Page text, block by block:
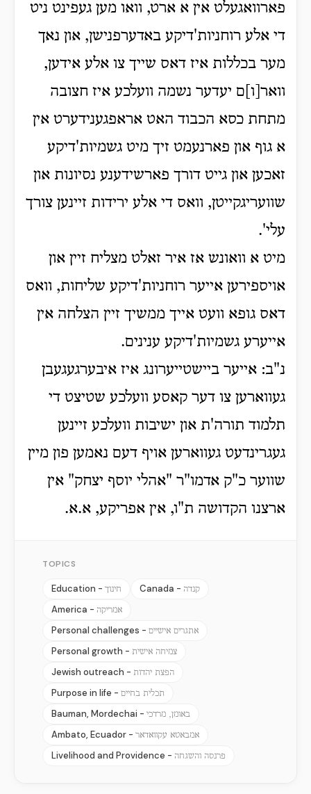
פארוואגעלט אין א ארט, וואו מען געפינט ניט
די אלע רוחניות'דיקע באדערפנישן, און נאך
מער בכללות איז דאס שייך צו אלע אידען,
וואר[ו]ם יעדער נשמה וועלכע איז חצובה
מתחת כסא הכבוד האט אראפגענידערט אין
א גוף און פארנעמט זיך מיט גשמיות'דיקע
זאכען און גייט דורך פארשידענע נסיונות און
שוועריגקייטן, וואס די אלע ירידות זיינען צורך
עלי'.
מיט א וואונש אז איר זאלט מצליח זיין און
אויספירען אייער רוחניות'דיקע שליחות, וואס
דאס גופא וועט אייך ממשיך זיין הצלחה אין
אייערע גשמיות'דיקע ענינים.
נ"ב: אייער ביישטייערונג איז איבערגעגעבן
געווארען צו דער קאסע וועלכע שטיצט די
תלמוד תורה'ת און ישיבות וועלכע זיינען
געגרינדעט געווארען אויף דעם נאמען פון מיין
שווער כ"ק אדמו"ר "אהלי יוסף יצחק" אין
ארצנו הקדושה ת"ו, אין אפריקע, א.א.
TOPICS
Education - חינוך Canada - קנדה
America - אמריקה
Personal challenges - אתגרים אישיים
Personal growth - צמיחה אישית
Jewish outreach - הפצת יהדות
Purpose in life - תכלית בחיים
Bauman, Mordechai - באומן, מרדכי
Ambato, Ecuador - אמבאטא עקוואדאר
Livelihood and Providence - פרנסה והשגחה